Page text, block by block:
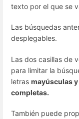
texto por el que se
Las búsquedas
desplegables.
Las dos casillas de
para limitar la
letras mayúsculas
completas.
También puede